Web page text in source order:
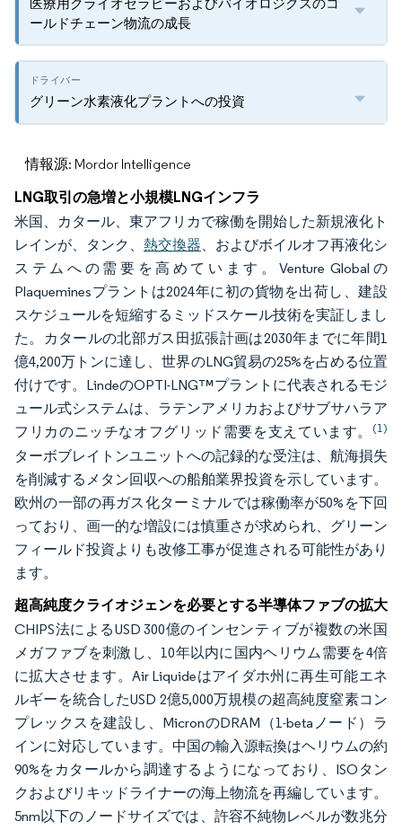
ールドチェーン物流の成長
グリーン水素液化プラントへの投資
情報源: Mordor Intelligence
LNG取引の急増と小規模LNGインフラ
米国、カタール、東アフリカで稼働を開始した新規液化ト
レインが、タンク、 熱交換器、およびボイルオフ再液化シ
ステムへの需要を高めています。Venture Globalの
Plaqueminesプラントは2024年に初の貨物を出荷し、建設
スケジュールを短縮するミッドスケール技術を実証しまし
た。カタールの北部ガス田拡張計画は2030年までに年間1
億4,200万トンに達し、世界のLNG貿易の25%を占める位置
付けです。LindeのOPTI-LNG™プラントに代表されるモジ
ュール式システムは、ラテンアメリカおよびサブサハラア
フリカのニッチなオフグリッド需要を支えています。
(1)
ターボブレイトンユニットへの記録的な受注は、航海損失
を削減するメタン回収への船舶業界投資を示しています。
欧州の一部の再ガス化ターミナルでは稼働率が50%を下回
っており、画一的な増設には慎重さが求められ、グリーン
フィールド投資よりも改修工事が促進される可能性があり
ます。
超高純度クライオジェンを必要とする半導体ファブの拡大
CHIPS法によるUSD 300億のインセンティブが複数の米国
メガファブを刺激し、10年以内に国内ヘリウム需要を4倍
に拡大させます。Air Liquideはアイダホ州に再生可能エネ
ルギーを統合したUSD 2億5,000万規模の超高純度窒素コン
プレックスを建設し、MicronのDRAM（1-betaノード）ラ
インに対応しています。中国の輸入源転換はヘリウムの約
90%をカタールから調達するようになっており、ISOタン
クおよびリキッドライナーの海上物流を再編しています。
5nm以下のノードサイズでは、許容不純物レベルが数兆分